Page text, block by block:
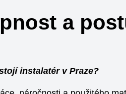
a
instalatér v Praze?